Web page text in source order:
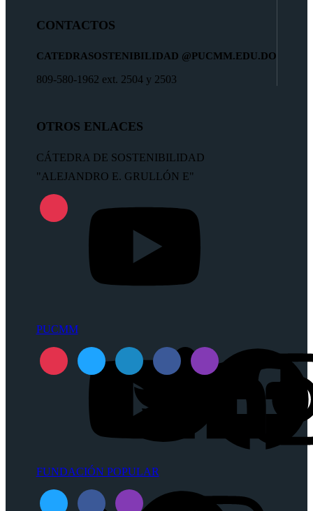
CONTACTOS
CATEDRASOSTENIBILIDAD @PUCMM.EDU.DO
809-580-1962 ext. 2504 y 2503
OTROS ENLACES
CÁTEDRA DE SOSTENIBILIDAD
"ALEJANDRO E. GRULLÓN E"
PUCMM
FUNDACIÓN POPULAR